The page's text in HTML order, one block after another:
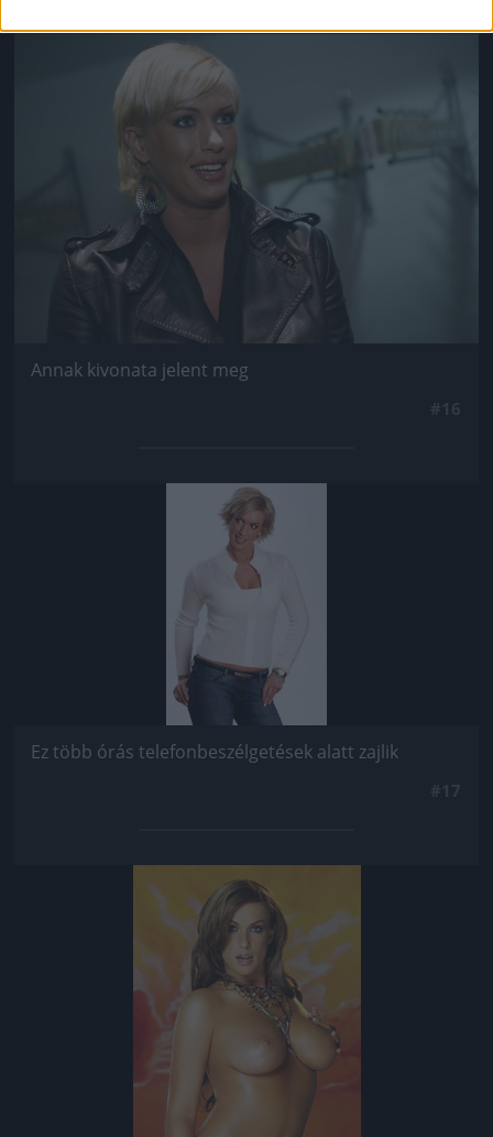
Jön még kép!
Annak kivonata jelent meg
Jön még kép!
Ez több órás telefonbeszélgetések alatt zajlik
Jön még kép!